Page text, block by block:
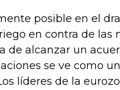
posible en el
en contra de las
de alcanzar un
se ve como
líderes de la